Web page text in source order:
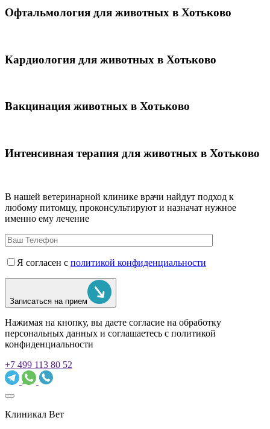
Офтальмология для животных в Хотьково
Кардиология для животных в Хотьково
Вакцинация животных в Хотьково
Интенсивная терапия для животных в Хотьково
В нашей ветеринарной клинике врачи найдут подход к
любому питомцу, проконсультируют и назначат нужное
именно ему лечение
Я согласен с политикой конфиденциальности
Записаться на прием
Нажимая на кнопку, вы даете согласие на обработку
персональных данных и соглашаетесь c политикой
конфиденциальности
+7 499 113 80 52
Клиникал Вет